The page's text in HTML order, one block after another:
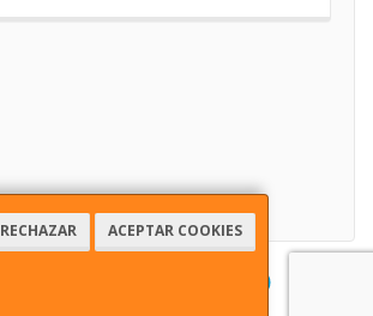
RECHAZAR ACEPTAR COOKIES